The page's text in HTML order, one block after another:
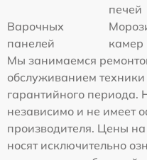
печей
Варочных
панелей
камер
Мы занимаемся
обслуживанием техники
гарантийного периода.
независимо и не имеет
производителя. Цены
носят исключительно